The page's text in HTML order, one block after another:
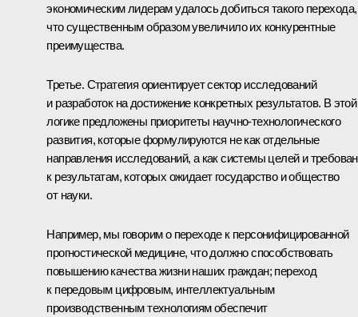
экономическим лидерам удалось добиться такого перехода,
что существенным образом увеличило их конкурентные
преимущества.
Третье. Стратегия ориентирует сектор исследований
и разработок на достижение конкретных результатов. В этой
логике предложены приоритеты научно-технологического
развития, которые формулируются не как отдельные
направления исследований, а как системы целей и
к результатам, которых ожидает государство и общество
от науки.
Например, мы говорим о переходе к персонифицированной
прогностической медицине, что должно способствовать
повышению качества жизни наших граждан; переход
к передовым цифровым, интеллектуальным
производственным технологиям обеспечит